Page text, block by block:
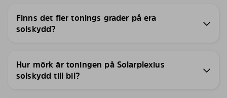
Finns det fler tonings grader på era
solskydd?
Hur mörk är toningen på Solarplexius
solskydd till bil?